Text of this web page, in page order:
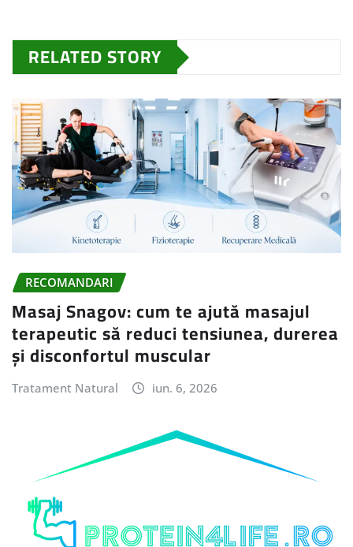
RELATED STORY
RECOMANDARI
Masaj Snagov: cum te ajută masajul
terapeutic să reduci tensiunea, durerea
și disconfortul muscular
Tratament Natural iun. 6, 2026